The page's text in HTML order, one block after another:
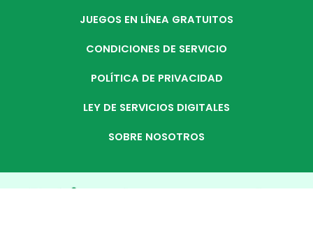
JUEGOS EN LÍNEA GRATUITOS
CONDICIONES DE SERVICIO
POLÍTICA DE PRIVACIDAD
LEY DE SERVICIOS DIGITALES
SOBRE NOSOTROS